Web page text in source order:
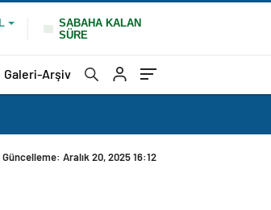
SABAHA KALAN
SÜRE
Galeri-Arşiv
Güncelleme: Aralık 20, 2025 16:12